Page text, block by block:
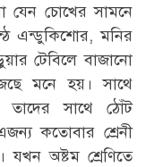
যেন চোখের সামনে
এন্ডুকিশোর, মনির
টেবিলে বাজানো
মনে হয়। সাথে
সাথে ঠোঁট
কতোবার শ্রেনী
যখন অষ্টম শ্রেণিতে